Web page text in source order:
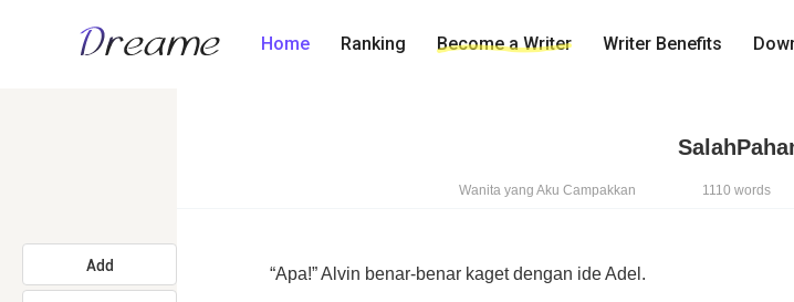
Home Ranking Become a Writer Writer Benefits
Wanita yang Aku Campakkan 1110 words
“Apa!” Alvin benar-benar kaget dengan ide Adel.
Add